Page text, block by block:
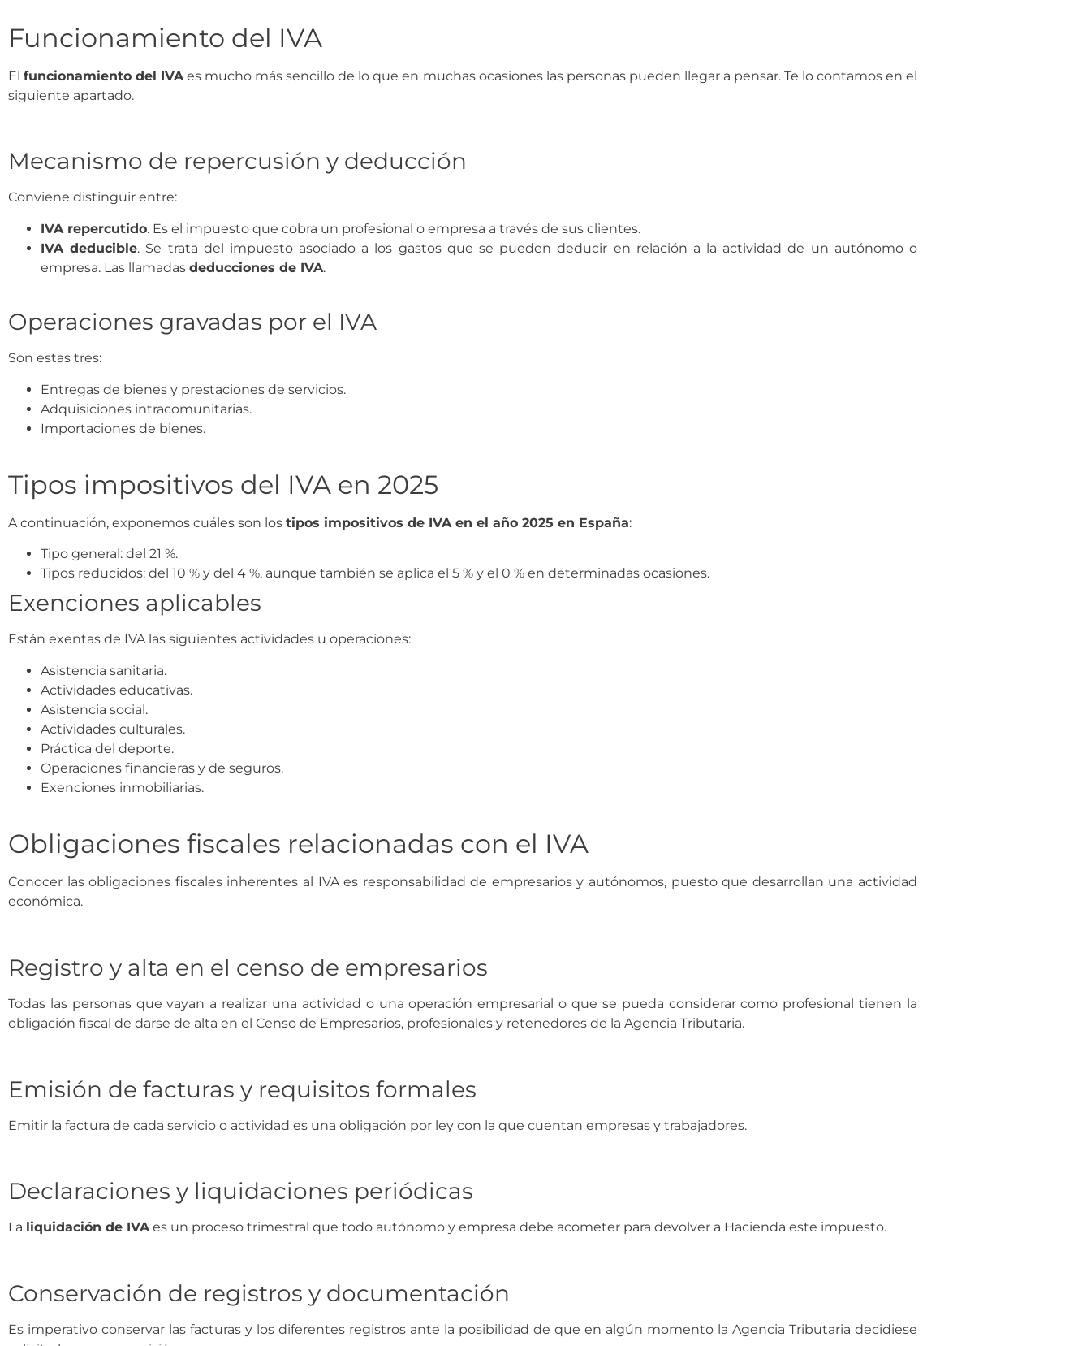
Funcionamiento del IVA
Elfuncionamiento del IVA es mucho más sencillo de lo que en muchas ocasiones las personas pueden llegar a pensar. Te lo contamos en el
siguiente apartado.
Mecanismo de repercusión y deducción
Conviene distinguir entre:
IVA repercutido. Es el impuesto que cobra un profesional o empresa a través de sus clientes.
IVA deducible. Se trata del impuesto asociado a los gastos que se pueden deducir en relación a la actividad de un autónomo o
empresa. Las llamadas deducciones de IVA.
Operaciones gravadas por el IVA
Son estas tres:
Entregas de bienes y prestaciones de servicios.
Adquisiciones intracomunitarias.
Importaciones de bienes.
Tipos impositivos del IVA en 2025
A continuación, exponemos cuáles son los tipos impositivos de IVA en el año 2025 en España:
Tipo general: del 21 %.
Tipos reducidos: del 10 % y del 4 %, aunque también se aplica el 5 % y el 0 % en determinadas ocasiones.
Exenciones aplicables
Están exentas de IVA las siguientes actividades u operaciones:
Asistencia sanitaria.
Actividades educativas.
Asistencia social.
Actividades culturales.
Práctica del deporte.
Operaciones financieras y de seguros.
Exenciones inmobiliarias.
Obligaciones fiscales relacionadas con el IVA
Conocer las obligaciones fiscales inherentes al IVA es responsabilidad de empresarios y autónomos, puesto que desarrollan una actividad
económica.
Registro y alta en el censo de empresarios
Todas las personas que vayan a realizar una actividad o una operación empresarial o que se pueda considerar como profesional tienen la
obligación fiscal de darse de alta en el Censo de Empresarios, profesionales y retenedores de la Agencia Tributaria.
Emisión de facturas y requisitos formales
Emitir la factura de cada servicio o actividad es una obligación por ley con la que cuentan empresas y trabajadores.
Declaraciones y liquidaciones periódicas
La liquidación de IVAes un proceso trimestral que todo autónomo y empresa debe acometer para devolver a Hacienda este impuesto.
Conservación de registros y documentación
Es imperativo conservar las facturas y los diferentes registros ante la posibilidad de que en algún momento la Agencia Tributaria decidiese